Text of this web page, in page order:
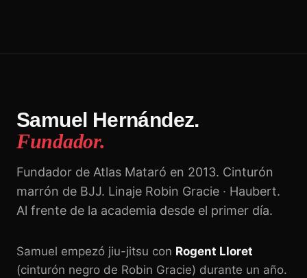
Samuel Hernández.
Fundador.
Fundador de Atlas Mataró en 2013. Cinturón
marrón de BJJ. Linaje Robin Gracie · Haubert.
Al frente de la academia desde el primer día.
Samuel empezó jiu-jitsu con Rogent Lloret
(cinturón negro de Robin Gracie) durante un año.